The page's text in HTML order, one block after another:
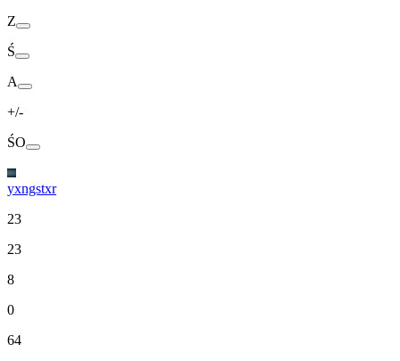
Z
Ś
A
+/-
ŚO
yxngstxr
23
23
8
0
64